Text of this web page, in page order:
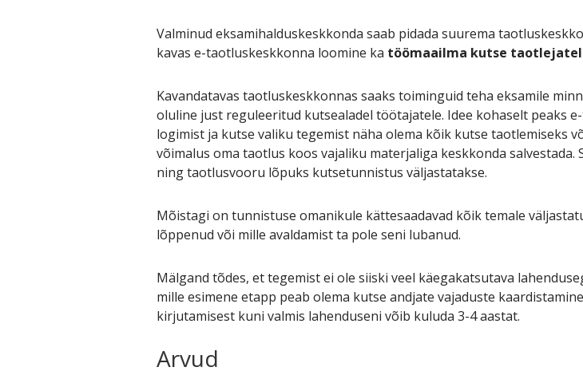
Valminud eksamihalduskeskkonda saab pidada suurema
kavas e-taotluskeskkonna loomine ka töömaailma kutse
Kavandatavas taotluskeskkonnas saaks toiminguid teha eksamile
oluline just reguleeritud kutsealadel töötajatele. Idee kohaselt peaks
logimist ja kutse valiku tegemist näha olema kõik kutse taotlemiseks
võimalus oma taotlus koos vajaliku materjaliga keskkonda
ning taotlusvooru lõpuks kutsetunnistus väljastatakse.
Mõistagi on tunnistuse omanikule kättesaadavad kõik temale
lõppenud või mille avaldamist ta pole seni lubanud.
Mälgand tõdes, et tegemist ei ole siiski veel käegakatsutava
mille esimene etapp peab olema kutse andjate vajaduste
kirjutamisest kuni valmis lahenduseni võib kuluda 3-4 aastat.
Arvud